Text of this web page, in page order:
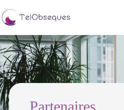
Partenaires